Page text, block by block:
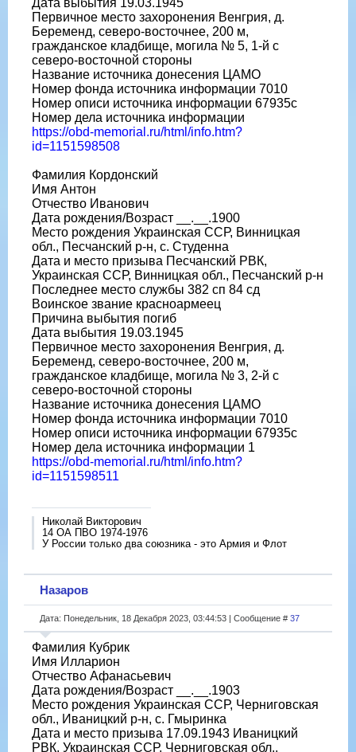
Дата выбытия 19.03.1945
Первичное место захоронения Венгрия, д.
Беременд, северо-восточнее, 200 м,
гражданское кладбище, могила № 5, 1-й с
северо-восточной стороны
Название источника донесения ЦАМО
Номер фонда источника информации 7010
Номер описи источника информации 67935с
Номер дела источника информации
https://obd-memorial.ru/html/info.htm?
id=1151598508
Фамилия Кордонский
Имя Антон
Отчество Иванович
Дата рождения/Возраст __.__.1900
Место рождения Украинская ССР, Винницкая
обл., Песчанский р-н, с. Студенна
Дата и место призыва Песчанский РВК,
Украинская ССР, Винницкая обл., Песчанский р-н
Последнее место службы 382 сп 84 сд
Воинское звание красноармеец
Причина выбытия погиб
Дата выбытия 19.03.1945
Первичное место захоронения Венгрия, д.
Беременд, северо-восточнее, 200 м,
гражданское кладбище, могила № 3, 2-й с
северо-восточной стороны
Название источника донесения ЦАМО
Номер фонда источника информации 7010
Номер описи источника информации 67935с
Номер дела источника информации 1
https://obd-memorial.ru/html/info.htm?
id=1151598511
Николай Викторович
14 ОА ПВО 1974-1976
У России только два союзника - это Армия и Флот
Назаров
Дата: Понедельник, 18 Декабря 2023, 03:44:53 | Сообщение # 37
Фамилия Кубрик
Имя Илларион
Отчество Афанасьевич
Дата рождения/Возраст __.__.1903
Место рождения Украинская ССР, Черниговская
обл., Иваницкий р-н, с. Гмыринка
Дата и место призыва 17.09.1943 Иваницкий
РВК, Украинская ССР, Черниговская обл.,